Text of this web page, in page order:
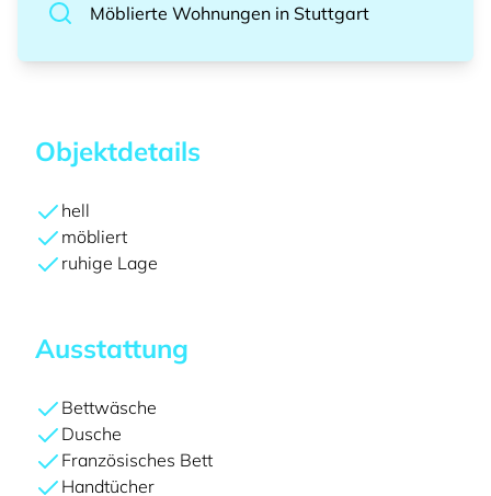
Möblierte Wohnungen in Stuttgart
Objektdetails
hell
möbliert
ruhige Lage
Ausstattung
Bettwäsche
Dusche
Französisches Bett
Handtücher